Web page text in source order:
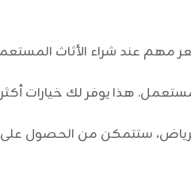
مهم عند شراء الأثاث
هذا يوفر لك خيارات أكثر
ستتمكن من الحصول